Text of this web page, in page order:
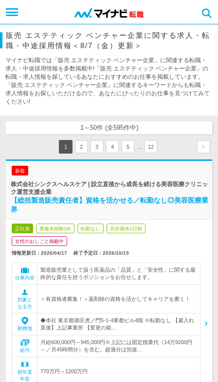
販売 エステティック ベンチャー企業に関する求人・転
職・中途採用情報＜8/7（金）更新＞
マイナビ転職では「販売 エステティック ベンチャー企業」に関連する転職・
求人・中途採用情報を多数掲載中!「販売 エステティック ベンチャー企業」の
転職・求人情報を探しているあなたにおすすめのお仕事を掲載しています。
「販売 エステティック ベンチャー企業」に関連するキーワードからも転職・
求人情報をお探しいただけるので、あなたにぴったりのお仕事を見つけてみて
ください!
1～50件 (全595件中)
1 2 3 4 5 12
新着
株式会社シンクスヘルスケア | 設立直後から成長を続ける美容医療クリニッ
ク運営支援企業
【総括製造販売責任者】資格を活かせる／転勤なし◎美容医療業
界
正社員 業種未経験OK 転勤なし 完全週休2日制
女性のおしごと掲載中
情報更新日：2026/04/17 終了予定日： 2026/10/15
仕事内容
製造販売業として扱う医薬品の「品質」と「安全性」に関する最
終的な責任を担うポジションをお任せします。
対象と
なる方
＜有資格者募集！＞薬剤師の資格を活かしてキャリアを磨く！
勤務地
◆本社 東京都港区虎ノ門5-1-4東都ビル4階 ※転勤なし 【雇入れ
直後】上記事業所 【変更の範…
給与
月給600,000円～945,000円※上記には固定残業代（14万9200円
～／月45時間分）を含む。超過分は別途…
初年度
年収
770万円～1200万円